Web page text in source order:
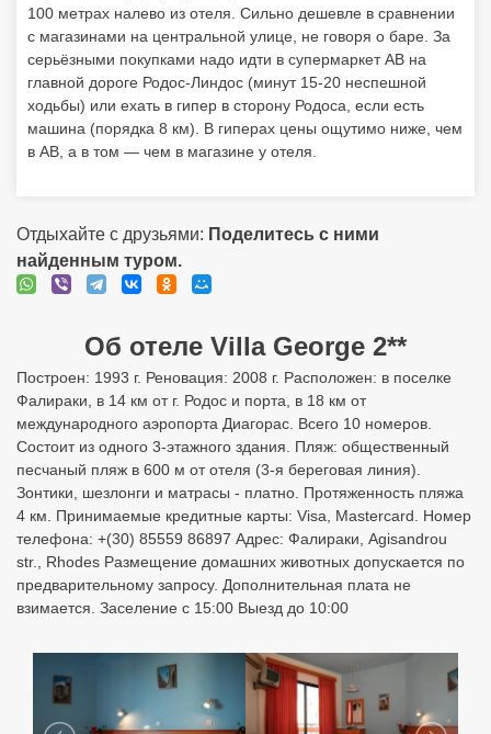
100 метрах налево из отеля. Сильно дешевле в сравнении
с магазинами на центральной улице, не говоря о баре. За
серьёзными покупками надо идти в супермаркет AB на
главной дороге Родос-Линдос (минут 15-20 неспешной
ходьбы) или ехать в гипер в сторону Родоса, если есть
машина (порядка 8 км). В гиперах цены ощутимо ниже, чем
в AB, а в том — чем в магазине у отеля.
Отдыхайте с друзьями: Поделитесь с ними
найденным туром.
Об отеле Villa George 2**
Построен: 1993 г. Реновация: 2008 г. Расположен: в поселке
Фалираки, в 14 км от г. Родос и порта, в 18 км от
международного аэропорта Диагорас. Всего 10 номеров.
Состоит из одного 3-этажного здания. Пляж: общественный
песчаный пляж в 600 м от отеля (3-я береговая линия).
Зонтики, шезлонги и матрасы - платно. Протяженность пляжа
4 км. Принимаемые кредитные карты: Visa, Mastercard. Номер
телефона: +(30) 85559 86897 Адрес: Фалираки, Agisandrou
str., Rhodes Размещение домашних животных допускается по
предварительному запросу. Дополнительная плата не
взимается. Заселение с 15:00 Выезд до 10:00